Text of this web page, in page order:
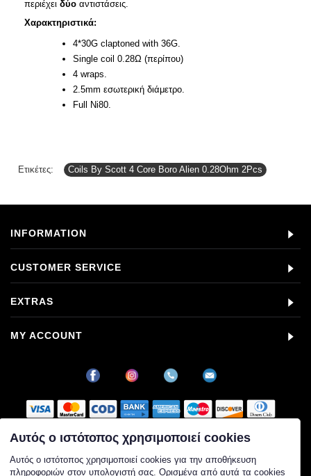
περιέχει δύο αντιστάσεις.
Χαρακτηριστικά:
4*30G claptoned with 36G.
Single coil 0.28Ω (περίπου)
4 wraps.
2.5mm εσωτερική διάμετρο.
Full Ni80.
Ετικέτες: Coils By Scott 4 Core Boro Alien 0.28Ohm 2Pcs
INFORMATION
CUSTOMER SERVICE
EXTRAS
MY ACCOUNT
Στοιχεία εταιρείας
Αυτός ο ιστότοπος χρησιμοποιεί cookies
Αυτός ο ιστότοπος χρησιμοποιεί cookies για την αποθήκευση
πληροφοριών στον υπολογιστή σας. Ορισμένα από αυτά τα cookies